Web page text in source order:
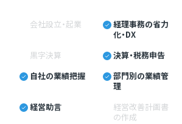
会社設立・起業
経理事務の省力
化・DX
黒字決算 決算・税務申告
自社の業績把握
部門別の業績管
理
経営助言
経営改善計画書
の作成